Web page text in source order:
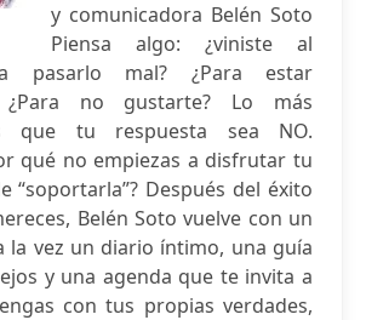
y comunicadora Belén Soto
Piensa algo: ¿viniste al
pasarlo mal? ¿Para estar
¿Para no gustarte? Lo más
que tu respuesta sea NO.
qué no empiezas a disfrutar tu
“soportarla”? Después del éxito
Belén Soto vuelve con un
la vez un diario íntimo, una guía
y una agenda que te invita a
con tus propias verdades,